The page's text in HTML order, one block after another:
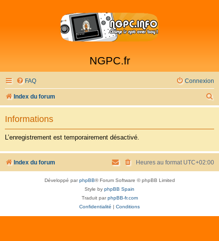
NGPC.fr
FAQ Connexion
Index du forum
e
c
Informations
L’enregistrement est temporairement désactivé.
Index du forum Heures au format UTC+02:00
Développé parphpBB® Forum Software © phpBB Limited
Style by phpBB Spain
Traduit parphpBB-fr.com
Confidentialité | Conditions